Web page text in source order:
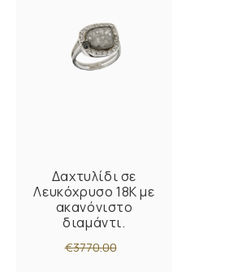
Δαχτυλίδι σε
Λευκόχρυσο 18K με
ακανόνιστο
διαμάντι.
€3770.00